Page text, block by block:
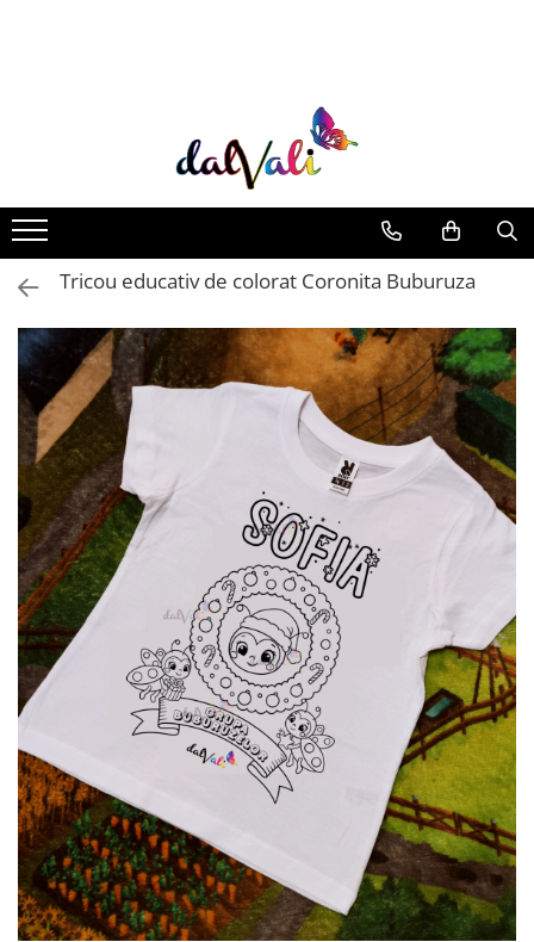
CARIOCI
Tricou educativ de colorat Coronita Buburuza